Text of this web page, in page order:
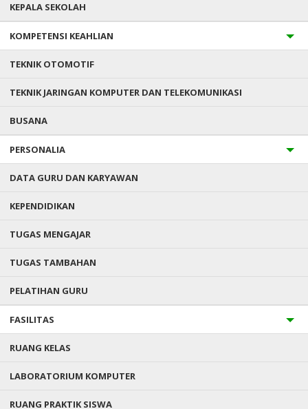
KEPALA SEKOLAH
KOMPETENSI KEAHLIAN
TEKNIK OTOMOTIF
TEKNIK JARINGAN KOMPUTER DAN TELEKOMUNIKASI
BUSANA
PERSONALIA
DATA GURU DAN KARYAWAN
KEPENDIDIKAN
TUGAS MENGAJAR
TUGAS TAMBAHAN
PELATIHAN GURU
FASILITAS
RUANG KELAS
LABORATORIUM KOMPUTER
RUANG PRAKTIK SISWA
Status :Kelas X TKJ
NISN
: 303
Jenis Kelamin
: P
T.T.L
: Kab. Semarang 27/04/2001
Mulai Masuk
: 2019
Alamat : Krajan Rt.02.Rw.02 Tenggaron, Banyubiru
Silahkan tambahkan Widget untuk ditampilkan di bagian ini.